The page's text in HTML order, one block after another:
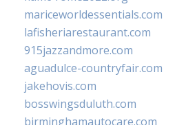
mariceworldessentials.com
lafisheriarestaurant.com
915jazzandmore.com
aguadulce-countryfair.com
jakehovis.com
bosswingsduluth.com
birminghamautocare.com